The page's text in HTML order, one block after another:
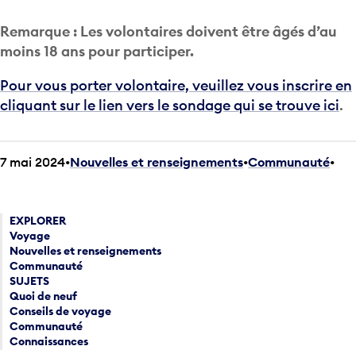
Remarque : Les volontaires doivent être âgés d’au
moins 18 ans pour participer.
Pour vous porter volontaire, veuillez vous inscrire en
cliquant sur le lien vers le sondage qui se trouve ici.
7 mai 2024 Nouvelles et renseignements•Communauté•
EXPLORER
Voyage
Nouvelles et renseignements
Communauté
SUJETS
Quoi de neuf
Conseils de voyage
Communauté
Connaissances